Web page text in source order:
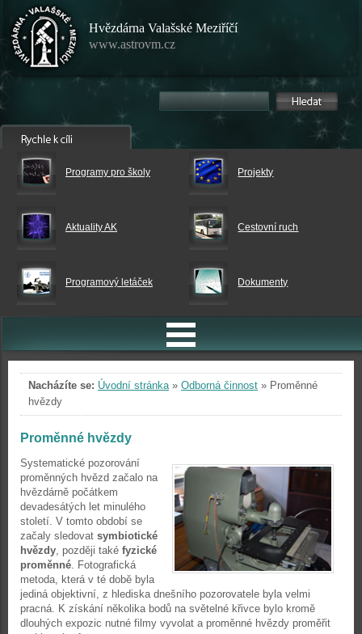
Hvězdárna Valašské Meziříčí
www.astrovm.cz
Programy pro školy Projekty
Aktuality AK Cestovní ruch
Programový letáček Dokumenty
Nacházíte se: Úvodní stránka» Odborná činnost » Proměnné
hvězdy
Proměnné hvězdy
Systematické pozorování
proměnných hvězd začalo na
hvězdárně počátkem
devadesátých let minulého
století. V tomto období se
začaly sledovat symbiotické
hvězdy, později také fyzické
proměnné. Fotografická
metoda, která v té době byla
jediná objektivní, z hlediska dnešního pozorovatele byla velmi
pracná. K získání několika bodů na světelné křivce bylo kromě
dlouhých expozic nutné filmy vyvolat a proměnné hvězdy proměřit